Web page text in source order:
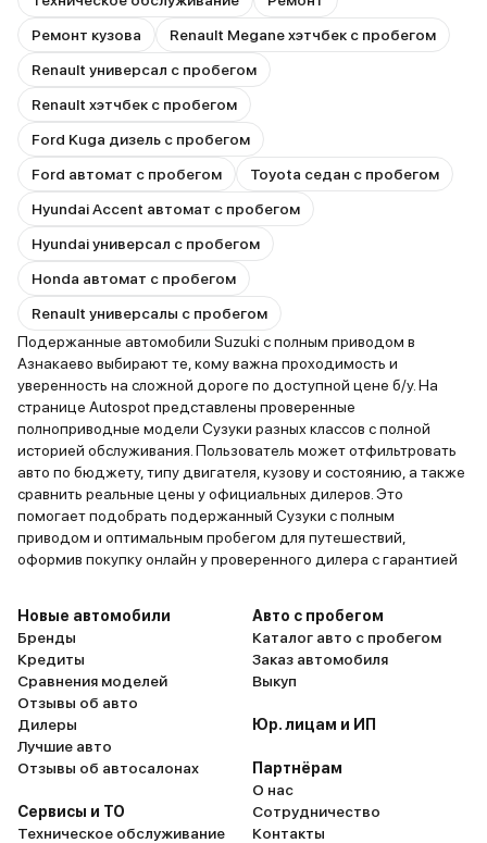
Ремонт кузова
Renault Megane хэтчбек с пробегом
Renault универсал с пробегом
Renault хэтчбек с пробегом
Ford Kuga дизель с пробегом
Ford автомат с пробегом
Toyota седан с пробегом
Hyundai Accent автомат с пробегом
Hyundai универсал с пробегом
Honda автомат с пробегом
Renault универсалы с пробегом
Подержанные автомобили Suzuki с полным приводом в
Азнакаево выбирают те, кому важна проходимость и
уверенность на сложной дороге по доступной цене б/у. На
странице Autospot представлены проверенные
полноприводные модели Сузуки разных классов с полной
историей обслуживания. Пользователь может отфильтровать
авто по бюджету, типу двигателя, кузову и состоянию, а также
сравнить реальные цены у официальных дилеров. Это
помогает подобрать подержанный Сузуки с полным
приводом и оптимальным пробегом для путешествий,
оформив покупку онлайн у проверенного дилера с гарантией
Новые автомобили
Бренды
Кредиты
Сравнения моделей
Отзывы об авто
Дилеры
Лучшие авто
Отзывы об автосалонах
Сервисы и ТО
Техническое обслуживание
Авто с пробегом
Каталог авто с пробегом
Заказ автомобиля
Выкуп
Юр. лицам и ИП
Партнёрам
О нас
Сотрудничество
Контакты